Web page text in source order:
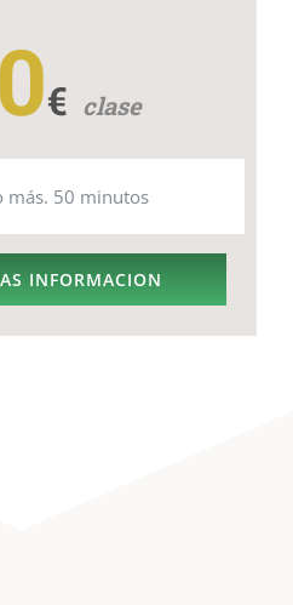
€ clase
más. 50 minutos
INFORMACION